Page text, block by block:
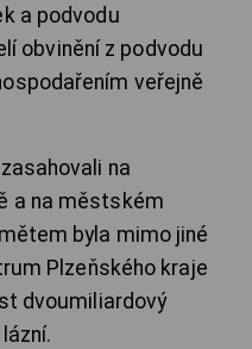
a podvodu
obvinění z podvodu
veřejně
na
a na městském
byla mimo jiné
Plzeňského kraje
dvoumiliardový